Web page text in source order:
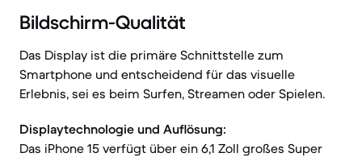
Bildschirm-Qualität
Das Display ist die primäre Schnittstelle zum
Smartphone und entscheidend für das visuelle
Erlebnis, sei es beim Surfen, Streamen oder Spielen.
Displaytechnologie und Auflösung:
Das iPhone 15 verfügt über ein 6,1 Zoll großes Super